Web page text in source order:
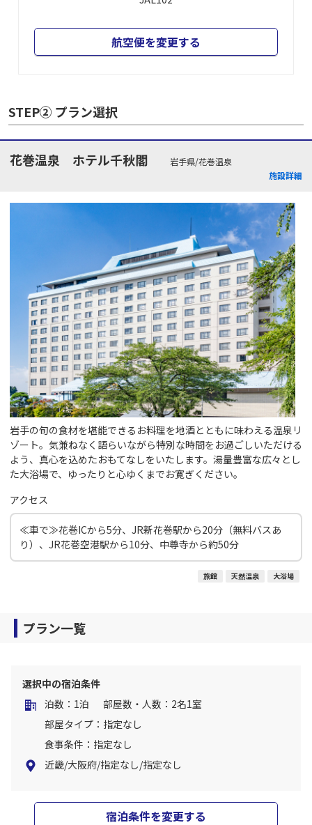
航空便を変更する
STEP② プラン選択
花巻温泉 ホテル千秋閣
岩手県/花巻温泉
施設詳細
岩手の旬の食材を堪能できるお料理を地酒とともに味わえる温泉リ
ゾート。気兼ねなく語らいながら特別な時間をお過ごしいただける
よう、真心を込めたおもてなしをいたします。湯量豊富な広々とし
た大浴場で、ゆったりと心ゆくまでお寛ぎください。
アクセス
≪車で≫花巻ICから5分、JR新花巻駅から20分（無料バスあ
り）、JR花巻空港駅から10分、中尊寺から約50分
旅館 天然温泉 大浴場
プラン一覧
選択中の宿泊条件
泊数：1泊
部屋数・人数：2名1室
部屋タイプ：指定なし
食事条件：指定なし
近畿/大阪府/指定なし/指定なし
宿泊条件を変更する